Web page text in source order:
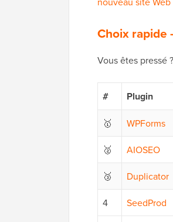
Choix rapide
Vous êtes pressé
# Plugin
🥇 WPForms
🥈 AIOSEO
🥉 Duplicator
4 SeedProd